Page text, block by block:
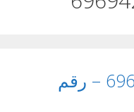
تاكسي الفيحاء 69694241 – رقم